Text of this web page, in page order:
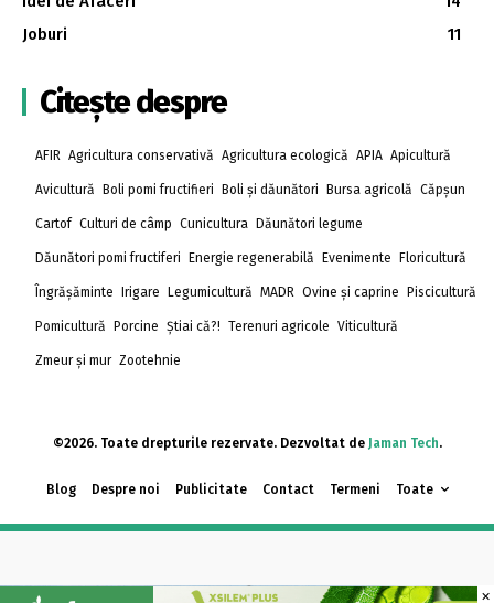
Joburi
11
Citește despre
AFIR Agricultura conservativă Agricultura ecologică APIA Apicultură
Avicultură Boli pomi fructifieri Boli și dăunători Bursa agricolă Căpșun
Cartof Culturi de câmp Cunicultura Dăunători legume
Dăunători pomi fructiferi Energie regenerabilă Evenimente Floricultură
Îngrășăminte Irigare Legumicultură MADR Ovine și caprine Piscicultură
Pomicultură Porcine Știai că?! Terenuri agricole Viticultură
Zmeur și mur Zootehnie
©2026. Toate drepturile rezervate. Dezvoltat de Jaman Tech.
Blog Despre noi Publicitate Contact Termeni Toate
×
×